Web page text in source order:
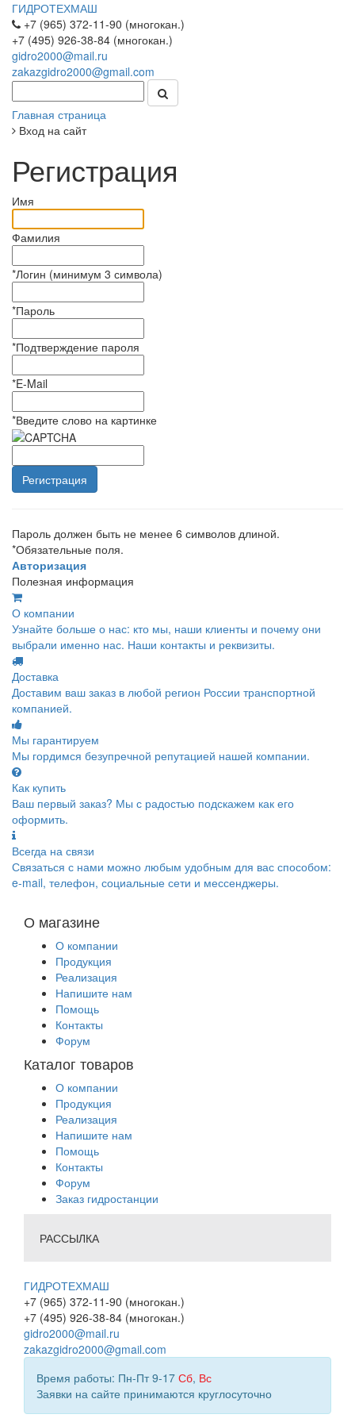
ГИДРОТЕХМАШ
+7 (965) 372-11-90 (многокан.)
+7 (495) 926-38-84 (многокан.)
gidro2000@mail.ru
zakazgidro2000@gmail.com
Главная страница
Вход на сайт
Регистрация
Имя
Фамилия
*Логин (минимум 3 символа)
*Пароль
*Подтверждение пароля
*E-Mail
*Введите слово на картинке
Пароль должен быть не менее 6 символов длиной.
*Обязательные поля.
Авторизация
Полезная информация
О компании
Узнайте больше о нас: кто мы, наши клиенты и почему они
выбрали именно нас. Наши контакты и реквизиты.
Доставка
Доставим ваш заказ в любой регион России транспортной
компанией.
Мы гарантируем
Мы гордимся безупречной репутацией нашей компании.
Как купить
Ваш первый заказ? Мы с радостью подскажем как его
оформить.
Всегда на связи
Связаться с нами можно любым удобным для вас способом:
e-mail, телефон, социальные сети и мессенджеры.
О магазине
О компании
Продукция
Реализация
Напишите нам
Помощь
Контакты
Форум
Каталог товаров
О компании
Продукция
Реализация
Напишите нам
Помощь
Контакты
Форум
Заказ гидростанции
РАССЫЛКА
ГИДРОТЕХМАШ
+7 (965) 372-11-90 (многокан.)
+7 (495) 926-38-84 (многокан.)
gidro2000@mail.ru
zakazgidro2000@gmail.com
Время работы: Пн-Пт 9-17 Сб, Вс
Заявки на сайте принимаются круглосуточно